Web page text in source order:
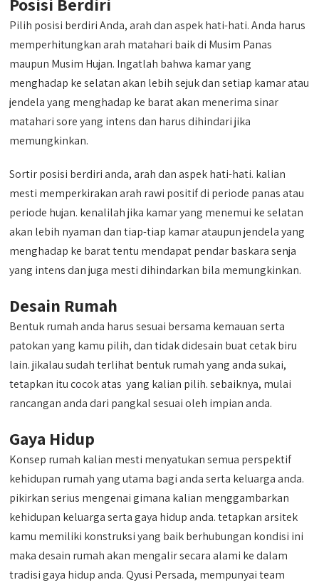
Pilih posisi berdiri Anda, arah dan aspek hati-hati. Anda harus
memperhitungkan arah matahari baik di Musim Panas
maupun Musim Hujan. Ingatlah bahwa kamar yang
menghadap ke selatan akan lebih sejuk dan setiap kamar atau
jendela yang menghadap ke barat akan menerima sinar
matahari sore yang intens dan harus dihindari jika
memungkinkan.
Sortir posisi berdiri anda, arah dan aspek hati-hati. kalian
mesti memperkirakan arah rawi positif di periode panas atau
periode hujan. kenalilah jika kamar yang menemui ke selatan
akan lebih nyaman dan tiap-tiap kamar ataupun jendela yang
menghadap ke barat tentu mendapat pendar baskara senja
yang intens dan juga mesti dihindarkan bila memungkinkan.
Desain Rumah
Bentuk rumah anda harus sesuai bersama kemauan serta
patokan yang kamu pilih, dan tidak didesain buat cetak biru
lain. jikalau sudah terlihat bentuk rumah yang anda sukai,
tetapkan itu cocok atas yang kalian pilih. sebaiknya, mulai
rancangan anda dari pangkal sesuai oleh impian anda.
Gaya Hidup
Konsep rumah kalian mesti menyatukan semua perspektif
kehidupan rumah yang utama bagi anda serta keluarga anda.
pikirkan serius mengenai gimana kalian menggambarkan
kehidupan keluarga serta gaya hidup anda. tetapkan arsitek
kamu memiliki konstruksi yang baik berhubungan kondisi ini
maka desain rumah akan mengalir secara alami ke dalam
tradisi gaya hidup anda. Qyusi Persada, mempunyai team